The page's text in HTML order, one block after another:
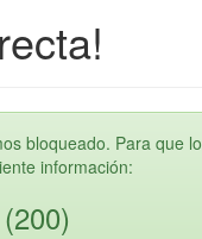
bloqueado. Para que lo
información: